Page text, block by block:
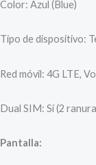
Color: Azul (Blue)
Tipo de dispositivo:
Red móvil: 4G LTE,
Dual SIM: Sí (2
Pantalla: